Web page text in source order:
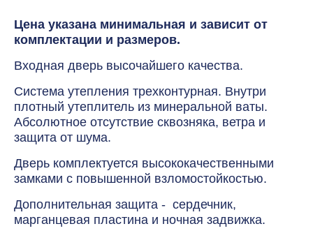
Цена указана минимальная и зависит от
комплектации и размеров.
Входная дверь высочайшего качества.
Система утепления трехконтурная. Внутри
плотный утеплитель из минеральной ваты.
Абсолютное отсутствие сквозняка, ветра и
защита от шума.
Дверь комплектуется высококачественными
замками с повышенной взломостойкостью.
Дополнительная защита - сердечник,
марганцевая пластина и ночная задвижка.